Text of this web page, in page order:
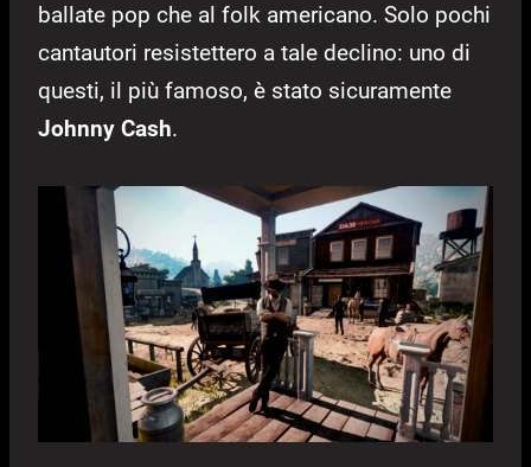
ballate pop che al folk americano. Solo pochi
cantautori resistettero a tale declino: uno di
questi, il più famoso, è stato sicuramente
Johnny Cash.